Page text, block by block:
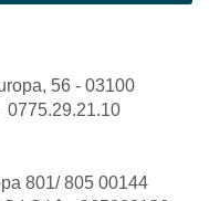
56 - 03100
0775.29.21.10
801/ 805 00144